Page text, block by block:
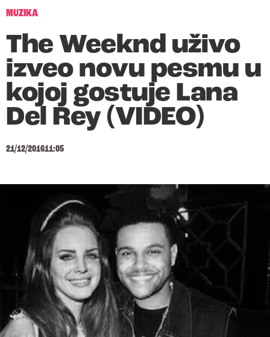
MUZIKA
The Weeknd uživo
izveo novu pesmu u
kojoj gostuje Lana
Del Rey (VIDEO)
21/12/201611:05